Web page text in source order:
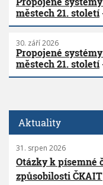
městech 21. století
30. září 2026
Propojené
městech 21. století
Aktuality
31. srpen 2026
Otázky k písemné
způsobilosti ČKAIT